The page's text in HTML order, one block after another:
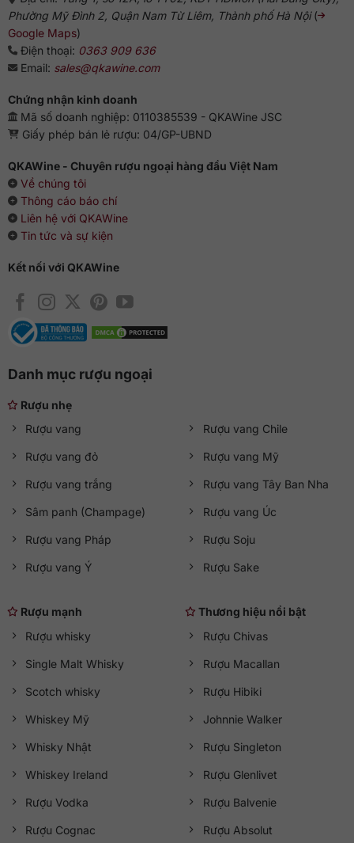
Phường Mỹ Đình 2, Quận Nam Từ Liêm, Thành phố Hà Nội(
Google Maps)
Điện thoại: 0363 909 636
Email: sales@qkawine.com
Chứng nhận kinh doanh
Mã số doanh nghiệp: 0110385539 - QKAWine JSC
Giấy phép bán lẻ rượu: 04/GP-UBND
QKAWine - Chuyên rượu ngoại hàng đầu Việt Nam
Về chúng tôi
Thông cáo báo chí
Liên hệ với QKAWine
Tin tức và sự kiện
Kết nối với QKAWine
Danh mục rượu ngoại
Rượu nhẹ
Rượu vang
Rượu vang đỏ
Rượu vang trắng
Sâm panh (Champage)
Rượu vang Pháp
Rượu vang Ý
Rượu vang Chile
Rượu vang Mỹ
Rượu vang Tây Ban Nha
Rượu vang Úc
Rượu Soju
Rượu Sake
Rượu mạnh
Rượu whisky
Single Malt Whisky
Scotch whisky
Whiskey Mỹ
Whisky Nhật
Whiskey Ireland
Rượu Vodka
Rượu Cognac
Thương hiệu nổi bật
Rượu Chivas
Rượu Macallan
Rượu Hibiki
Johnnie Walker
Rượu Singleton
Rượu Glenlivet
Rượu Balvenie
Rượu Absolut